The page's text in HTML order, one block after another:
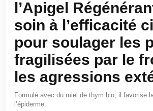
l’Apigel
soin à l’efficacité
pour soulager les
fragilisées par le
les agressions
Formulé avec du miel de thym bio, il favorise
l’épiderme.